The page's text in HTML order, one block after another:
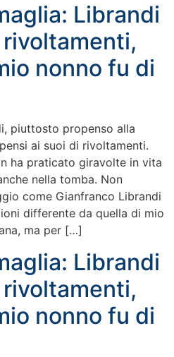
Librandi
nonno fu di
piuttosto propenso alla
ai suoi di rivoltamenti.
ha praticato giravolte in vita
nella tomba. Non
come Gianfranco Librandi
differente da quella di mio
ma per […]
Librandi
nonno fu di